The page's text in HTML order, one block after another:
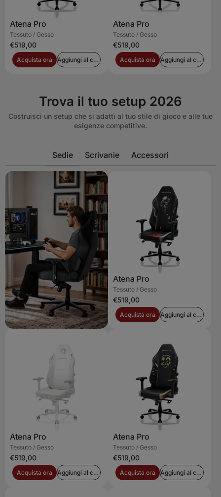
Atena Pro
Tessuto / Gesso
€519,00
Acquista ora Aggiungi al carrello
Atena Pro
Tessuto / Gesso
€519,00
Acquista ora Aggiungi al carrello
Trova il tuo setup 2026
Costruisci un setup che si adatti al tuo stile di gioco e alle tue
esigenze competitive.
Sedie Scrivanie Accessori
Atena Pro
Tessuto / Gesso
€519,00
Acquista ora Aggiungi al carrello
Atena Pro
Tessuto / Gesso
€519,00
Acquista ora Aggiungi al carrello
Atena Pro
Tessuto / Gesso
€519,00
Acquista ora Aggiungi al carrello